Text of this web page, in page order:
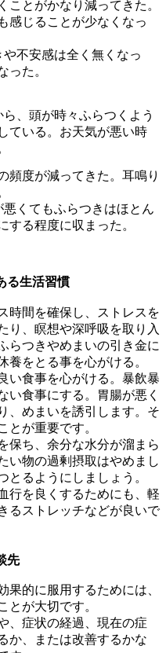
ことがかなり減ってきた。
感じることが少なくなっ
不安感は全く無くなっ
った。
、頭が時々ふらつくよう
ている。お天気が悪い時
頻度が減ってきた。耳鳴り
くてもふらつきはほとん
する程度に収まった。
る生活習慣
時間を確保し、ストレスを
り、瞑想や深呼吸を取り入
らつきやめまいの引き金に
養をとる事を心がける。
い食事を心がける。暴飲暴
い食事にする。胃腸が悪く
、めまいを誘引します。そ
とが重要です。
保ち、余分な水分が溜まら
い物の過剰摂取はやめまし
とるようにしましょう。
行を良くするためにも、軽
るストレッチなどが良いで
先
果的に服用するためには、
とが大切です。
、症状の経過、現在の症
か、または改善するかな